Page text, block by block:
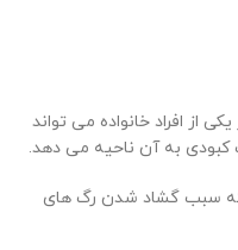
افراد خانواده می تواند
کبودی به آن ناحیه می دهد.
که سبب گشاد شدن رگ های